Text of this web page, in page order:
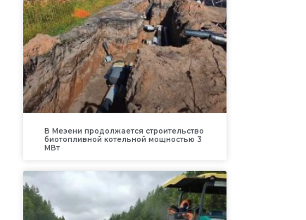
В Мезени продолжается строительство
биотопливной котельной мощностью 3
МВт